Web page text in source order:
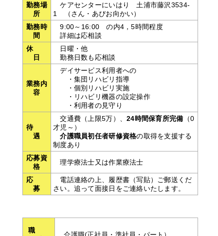
勤務場
所
ケアセンターにいはり 土浦市藤沢3534-
1 （さん・あぴお向かい）
勤務時
間
9:00～16:00 の内4，5時間程度
詳細は応相談
休
日
日曜・他
勤務日数も応相談
業務内
容
デイサービス利用者への
・集団リハビリ指導
・個別リハビリ実施
・リハビリ機器の設定操作
・利用者の見守り
待
遇
交通費（上限5万）、24時間保育所完備 （0
才児～）
介護職員初任者研修資格の取得を支援する
制度あり
応募資
格
理学療法士又は作業療法士
応
募
電話連絡の上、履歴書（写貼）ご郵送くだ
さい。追って面接日をご連絡いたします。
職
介護職(正社員・準社員・パート）